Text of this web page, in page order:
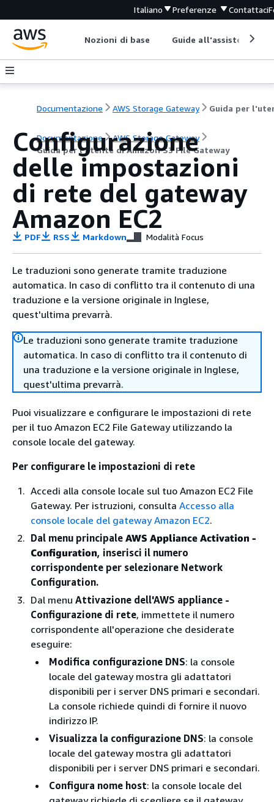
Italiano Preferenze Contattaci
Nozioni di base Guide all'assistenza
Documentazione AWS Storage Gateway
Documentazione
AWS Storage Gateway
Guida per l'utente di Amazon S3 File Gateway
Configurazione
delle impostazioni
di rete del gateway
Amazon EC2
PDF RSS Markdown Modalità Focus
Le traduzioni sono generate tramite traduzione
automatica. In caso di conflitto tra il contenuto di una
traduzione e la versione originale in Inglese,
quest'ultima prevarrà.
Le traduzioni sono generate tramite traduzione
automatica. In caso di conflitto tra il contenuto di
una traduzione e la versione originale in Inglese,
quest'ultima prevarrà.
Puoi visualizzare e configurare le impostazioni di rete
per il tuo Amazon EC2 File Gateway utilizzando la
console locale del gateway.
Per configurare le impostazioni di rete
Accedi alla console locale sul tuo Amazon EC2 File
Gateway. Per istruzioni, consulta Accesso alla
console locale del gateway Amazon EC2.
Dal menu principale AWS Appliance Activation -
Configuration, inserisci il numero
corrispondente per selezionare Network
Configuration.
Dal menu Attivazione dell'AWS appliance -
Configurazione di rete, immettete il numero
corrispondente all'operazione che desiderate
eseguire:
Modifica configurazione DNS: la console
locale del gateway mostra gli adattatori
disponibili per i server DNS primari e secondari.
La console richiede quindi di fornire il nuovo
indirizzo IP.
Visualizza la configurazione DNS: la console
locale del gateway mostra gli adattatori
disponibili per i server DNS primari e secondari.
Configura nome host: la console locale del